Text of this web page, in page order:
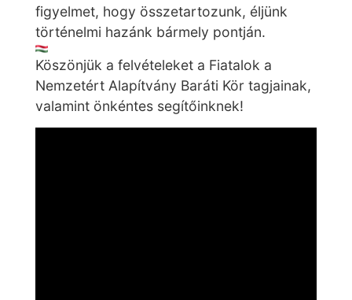
figyelmet, hogy összetartozunk, éljünk
történelmi hazánk bármely pontján.
Köszönjük a felvételeket a Fiatalok a
Nemzetért Alapítvány Baráti Kör tagjainak,
valamint önkéntes segítőinknek!